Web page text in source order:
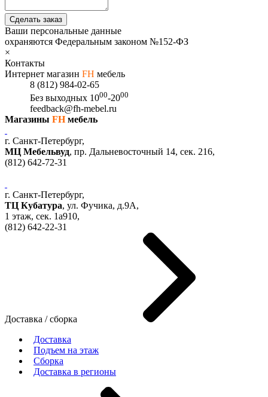
Сделать заказ
Ваши персональные данные
охраняются Федеральным законом №152-ФЗ
×
Контакты
Интернет магазин FH мебель
8 (812) 984-02-65
Без выходных 1000-2000
feedback@fh-mebel.ru
Магазины FHмебель
г. Санкт-Петербург,
МЦ Мебельвуд, пр. Дальневосточный 14, сек. 216,
(812) 642-72-31
г. Санкт-Петербург,
ТЦ Кубатура, ул. Фучика, д.9А,
1 этаж, сек. 1a910,
(812) 642-22-31
Доставка / сборка
Доставка
Подъем на этаж
Сборка
Доставка в регионы